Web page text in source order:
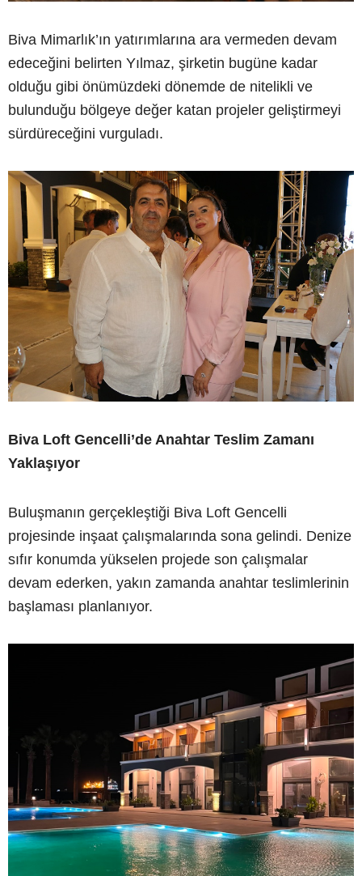
Biva Mimarlık’ın yatırımlarına ara vermeden devam
edeceğini belirten Yılmaz, şirketin bugüne kadar
olduğu gibi önümüzdeki dönemde de nitelikli ve
bulunduğu bölgeye değer katan projeler geliştirmeyi
sürdüreceğini vurguladı.
Biva Loft Gencelli’de Anahtar Teslim Zamanı
Yaklaşıyor
Buluşmanın gerçekleştiği Biva Loft Gencelli
projesinde inşaat çalışmalarında sona gelindi. Denize
sıfır konumda yükselen projede son çalışmalar
devam ederken, yakın zamanda anahtar teslimlerinin
başlaması planlanıyor.